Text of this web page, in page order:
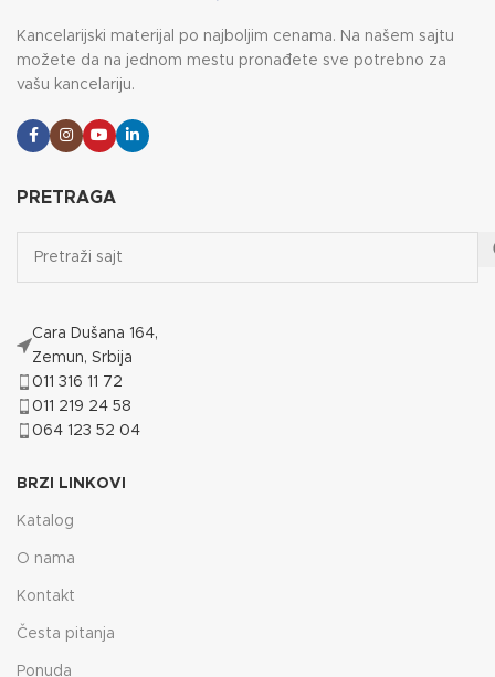
Kancelarijski materijal po najboljim cenama. Na našem sajtu
možete da na jednom mestu pronađete sve potrebno za
vašu kancelariju.
PRETRAGA
Cara Dušana 164,
Zemun, Srbija
011 316 11 72
011 219 24 58
064 123 52 04
BRZI LINKOVI
Katalog
O nama
Kontakt
Česta pitanja
Ponuda